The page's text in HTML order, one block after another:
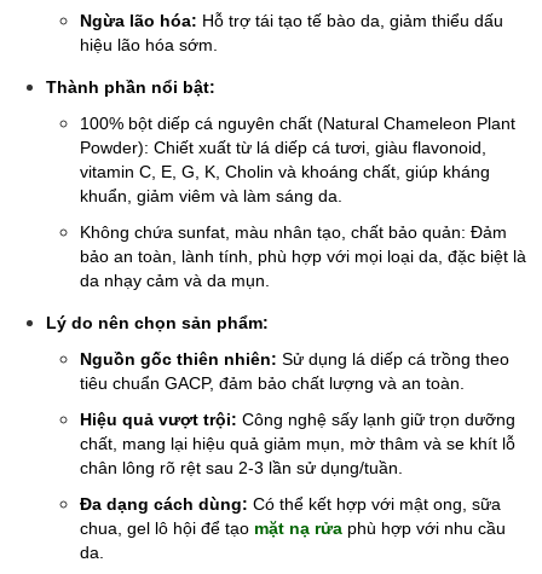
Ngừa lão hóa: Hỗ trợ tái tạo tế bào da, giảm thiểu dấu
hiệu lão hóa sớm.
Thành phần nổi bật:
100% bột diếp cá nguyên chất (Natural Chameleon Plant
Powder): Chiết xuất từ lá diếp cá tươi, giàu flavonoid,
vitamin C, E, G, K, Cholin và khoáng chất, giúp kháng
khuẩn, giảm viêm và làm sáng da.
Không chứa sunfat, màu nhân tạo, chất bảo quản: Đảm
bảo an toàn, lành tính, phù hợp với mọi loại da, đặc biệt là
da nhạy cảm và da mụn.
Lý do nên chọn sản phẩm:
Nguồn gốc thiên nhiên: Sử dụng lá diếp cá trồng theo
tiêu chuẩn GACP, đảm bảo chất lượng và an toàn.
Hiệu quả vượt trội: Công nghệ sấy lạnh giữ trọn dưỡng
chất, mang lại hiệu quả giảm mụn, mờ thâm và se khít lỗ
chân lông rõ rệt sau 2-3 lần sử dụng/tuần.
Đa dạng cách dùng: Có thể kết hợp với mật ong, sữa
chua, gel lô hội để tạo mặt nạ rửa phù hợp với nhu cầu
da.